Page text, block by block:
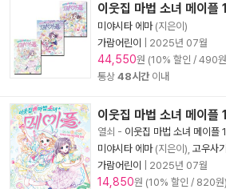
이웃집 마법 소녀 메이
미야시타 에마(지은이)
가람어린이
2025년 07월
44,550원 (10% 할인 / 490
통상 48시간이내
이웃집 마법 소녀 메이플 1
열쇠 - 이웃집 마법 소녀 메이플 1
미야시타 에마(지은이), 고우사기
가람어린이
2025년 07월
14,850원 (10% 할인 / 820원)